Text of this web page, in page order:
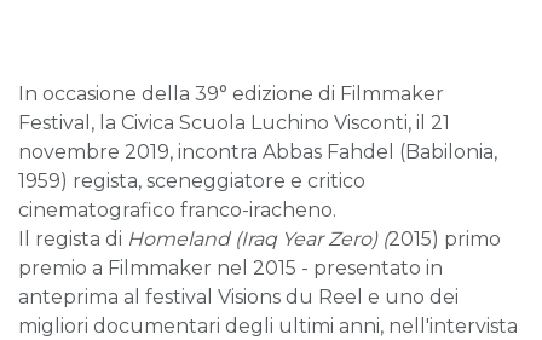
In occasione della 39° edizione di Filmmaker
Festival, la Civica Scuola Luchino Visconti, il 21
novembre 2019, incontra Abbas Fahdel (Babilonia,
1959) regista, sceneggiatore e critico
cinematografico franco-iracheno.
Il regista di Homeland (Iraq Year Zero) (2015) primo
premio a Filmmaker nel 2015 - presentato in
anteprima al festival Visions du Reel e uno dei
migliori documentari degli ultimi anni, nell'intervista